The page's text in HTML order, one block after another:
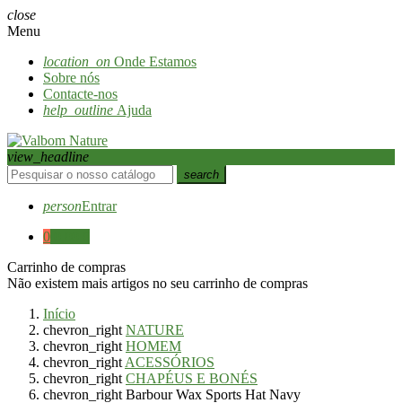
close
Menu
location_on Onde Estamos
Sobre nós
Contacte-nos
help_outline Ajuda
view_headline
search
personEntrar
0
Carrinho de compras
Não existem mais artigos no seu carrinho de compras
Início
chevron_right NATURE
chevron_right HOMEM
chevron_right ACESSÓRIOS
chevron_right CHAPÉUS E BONÉS
chevron_right Barbour Wax Sports Hat Navy